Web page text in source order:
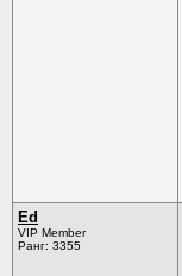
Ed
VIP Member
Ранг: 3355